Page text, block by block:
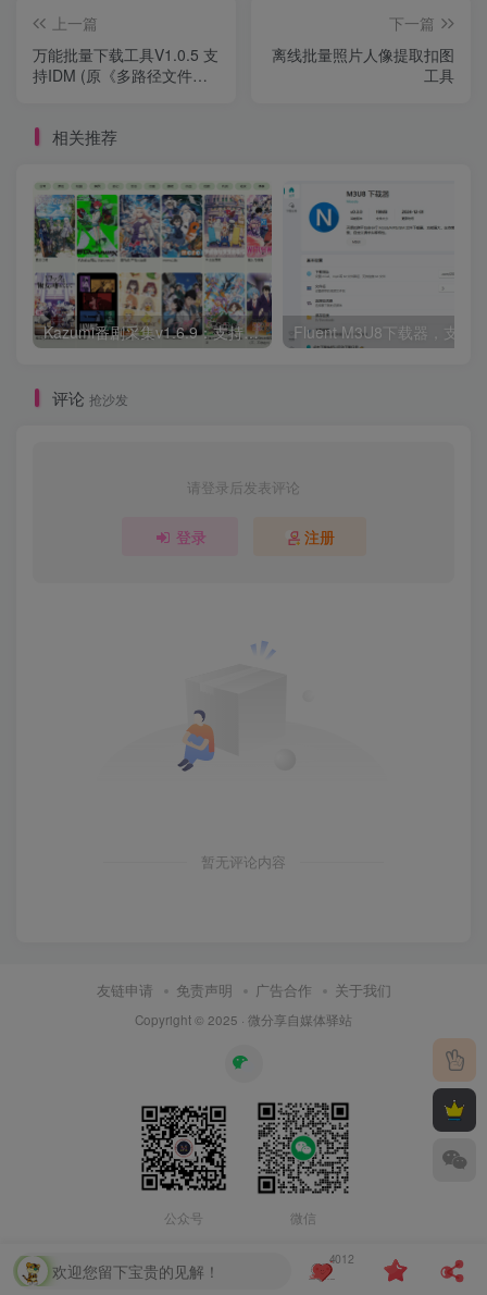
上一篇
万能批量下载工具V1.0.5 支
持IDM (原《多路径文件下
下一篇
离线批量照片人像提取扣图
工具
相关推荐
Kazumi番剧采集v1.6.9：支持自定义规则+在线观看+弹幕，跨平台下载 Fluent M3U8下载器，支持
评论 抢沙发
请登录后发表评论
登录 注册
暂无评论内容
友链申请 免责声明 广告合作 关于我们
Copyright © 2025 · 微分享自媒体驿站
公众号 微信
欢迎您留下宝贵的见解！
4012